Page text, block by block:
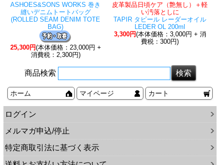
ASHOES&SONS WORKS 巻き
縫いデニムトートバッグ
(ROLLED SEAM DENIM TOTE
BAG)
25,300円(本体価格：23,000円 +
消費税：2,300円)
皮革製品日頃ケア（艶無し）＋軽
い汚落としに
TAPIR タピール レーダーオイル
LEDER OL 200ml
3,300円(本体価格：3,000円 + 消
費税：300円)
商品検索
ホーム マイページ カート
ログイン
メルマガ申込/停止
特定商取引法に基づく表示